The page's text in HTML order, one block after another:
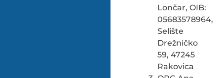
Lončar, OIB:
05683578964,
Selište
Drežničko
59, 47245
Rakovica